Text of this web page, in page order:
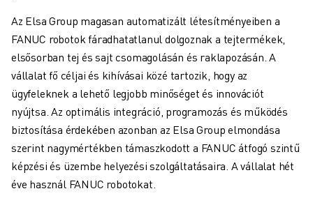
Az Elsa Group magasan automatizált létesítményeiben a
FANUC robotok fáradhatatlanul dolgoznak a tejtermékek,
elsősorban tej és sajt csomagolásán és raklapozásán. A
vállalat fő céljai és kihívásai közé tartozik, hogy az
ügyfeleknek a lehető legjobb minőséget és innovációt
nyújtsa. Az optimális integráció, programozás és működés
biztosítása érdekében azonban az Elsa Group elmondása
szerint nagymértékben támaszkodott a FANUC átfogó szintű
képzési és üzembe helyezési szolgáltatásaira. A vállalat hét
éve használ FANUC robotokat.